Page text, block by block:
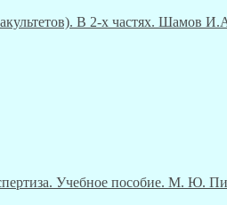
В 2-х частях. Шамов
Учебное пособие. М. Ю.